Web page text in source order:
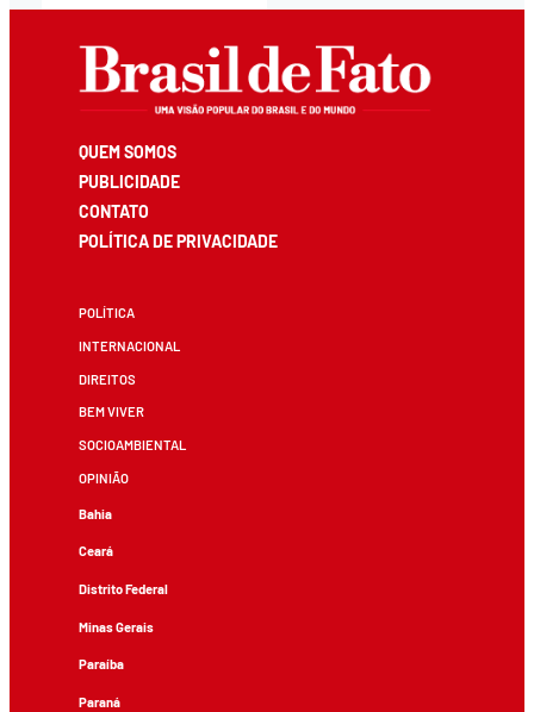
QUEM SOMOS
PUBLICIDADE
CONTATO
POLÍTICA DE PRIVACIDADE
POLÍTICA
INTERNACIONAL
DIREITOS
BEM VIVER
SOCIOAMBIENTAL
OPINIÃO
Bahia
Ceará
Distrito Federal
Minas Gerais
Paraíba
Paraná